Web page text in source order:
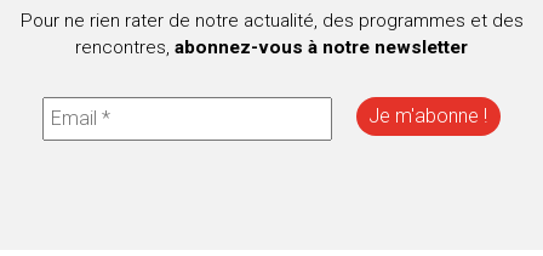
Pour ne rien rater de notre actualité, des programmes et des
rencontres, abonnez-vous à notre newsletter